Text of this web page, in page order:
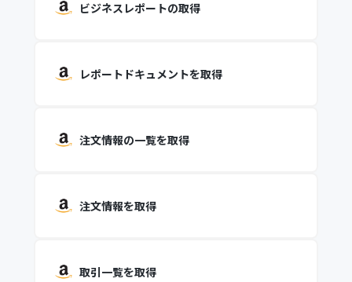
ビジネスレポートの取得
レポートドキュメントを取得
注文情報の一覧を取得
注文情報を取得
取引一覧を取得